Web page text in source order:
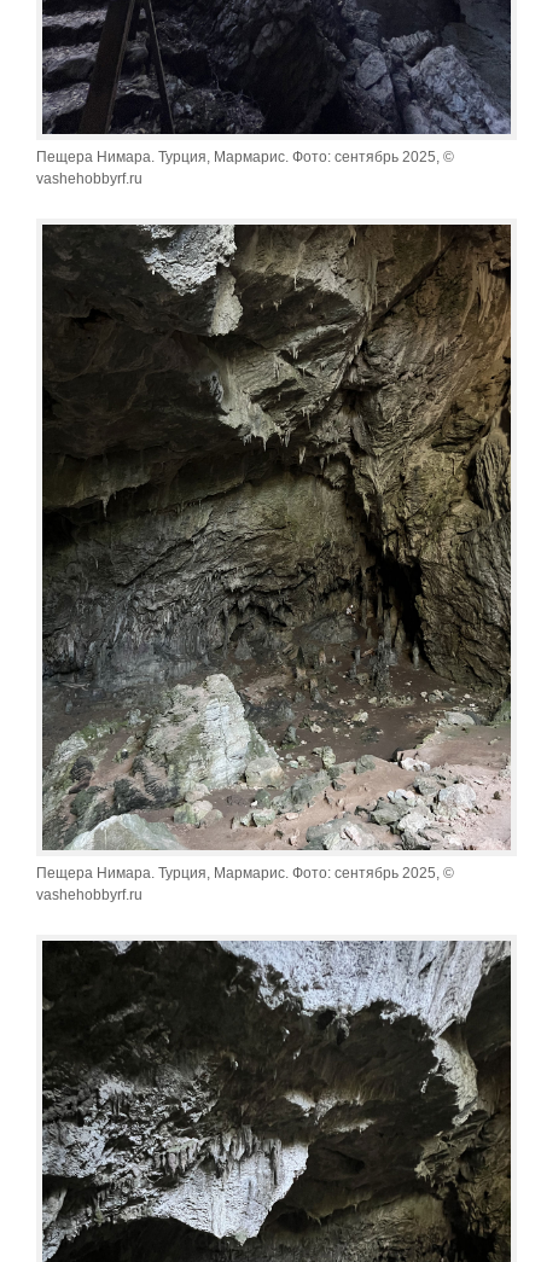
Пещера Нимара. Турция, Мармарис. Фото: сентябрь 2025, ©
vashehobbyrf.ru
Пещера Нимара. Турция, Мармарис. Фото: сентябрь 2025, ©
vashehobbyrf.ru